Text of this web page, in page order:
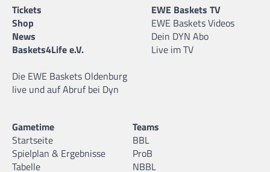
Tickets
Shop
News
Baskets4Life e.V.
Die EWE Baskets Oldenburg
live und auf Abruf bei Dyn
EWE Baskets TV
EWE Baskets Videos
Dein DYN Abo
Live im TV
Gametime
Startseite
Spielplan & Ergebnisse
Tabelle
Teams
BBL
ProB
NBBL